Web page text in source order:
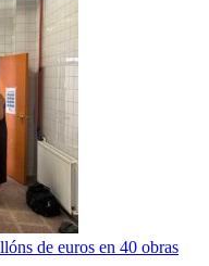
de euros en 40 obras